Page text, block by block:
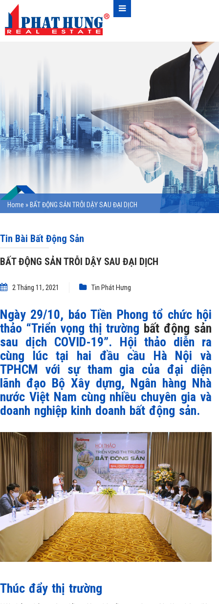
Home » BẤT ĐỘNG SẢN TRỖI DẬY SAU ĐẠI DỊCH
Tin Bài Bất Động Sản
BẤT ĐỘNG SẢN TRỖI DẬY SAU ĐẠI DỊCH
2 Tháng 11, 2021 Tin Phát Hưng
Ngày 29/10, báo Tiền Phong tổ chức hội
thảo “Triển vọng thị trường bất động sản
sau dịch COVID-19”. Hội thảo diễn ra
cùng lúc tại hai đầu cầu Hà Nội và
TPHCM với sự tham gia của đại diện
lãnh đạo Bộ Xây dựng, Ngân hàng Nhà
nước Việt Nam cùng nhiều chuyên gia và
doanh nghiệp kinh doanh bất động sản.
Thúc đẩy thị trường